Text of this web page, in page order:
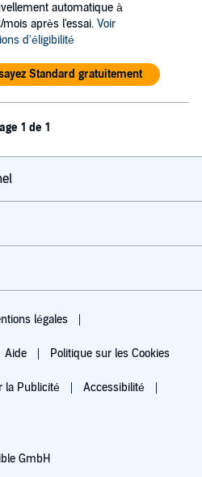
automatique à
mois après l'essai. Voir
d'éligibilité
Standard gratuitement
1 de 1
légales
Aide Politique sur les Cookies
la Publicité Accessibilité
GmbH